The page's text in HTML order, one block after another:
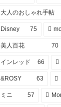
大人のおしゃれ手帖
Disney 75
美人百花 70
インレッド 66
&ROSY 63
ミニ 57